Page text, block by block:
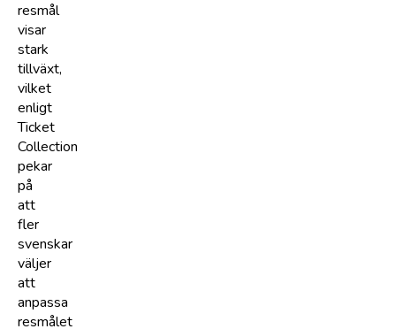
resmål
visar
stark
tillväxt,
vilket
enligt
Ticket
Collection
pekar
på
att
fler
svenskar
väljer
att
anpassa
resmålet